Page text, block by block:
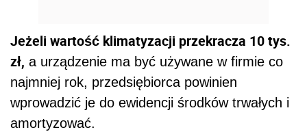
Jeżeli wartość klimatyzacji przekracza 10 tys.
zł, a urządzenie ma być używane w firmie co
najmniej rok, przedsiębiorca powinien
wprowadzić je do ewidencji środków trwałych i
amortyzować.